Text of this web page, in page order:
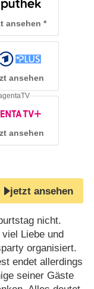
ansehen
ansehen
ansehen
jetzt ansehen
nicht.
Liebe und
organisiert.
endet allerdings
seiner Gäste